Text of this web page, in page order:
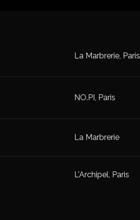
La Marbrerie, Paris
NO.PI, Paris
La Marbrerie
L'Archipel, Paris